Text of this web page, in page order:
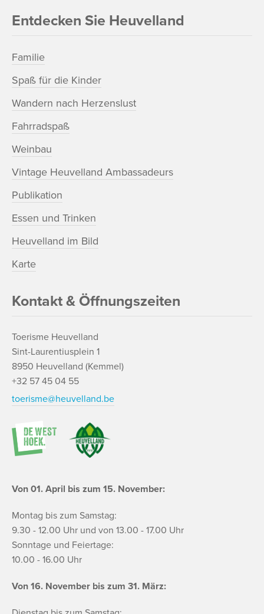
Entdecken Sie Heuvelland
Familie
Spaß für die Kinder
Wandern nach Herzenslust
Fahrradspaß
Weinbau
Vintage Heuvelland Ambassadeurs
Publikation
Essen und Trinken
Heuvelland im Bild
Karte
Kontakt & Öffnungszeiten
Toerisme Heuvelland
Sint-Laurentiusplein 1
8950 Heuvelland (Kemmel)
+32 57 45 04 55
toerisme@heuvelland.be
Von 01. April bis zum 15. November:
Montag bis zum Samstag:
9.30 - 12.00 Uhr und von 13.00 - 17.00 Uhr
Sonntage und Feiertage:
10.00 - 16.00 Uhr
Von 16. November bis zum 31. März: